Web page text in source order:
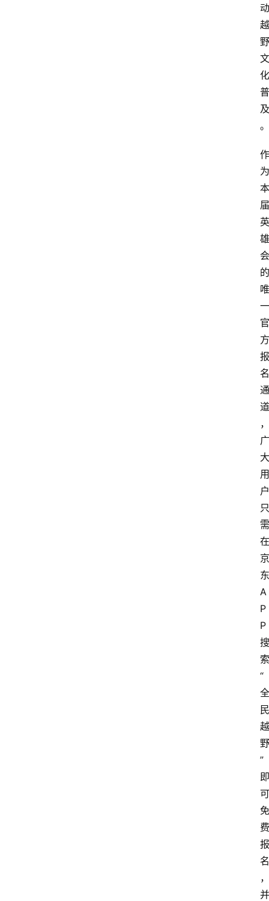
动
越
野
文
化
普
及
。
作
为
本
届
英
雄
会
的
唯
一
官
方
报
名
通
道
，
广
大
用
户
只
需
在
京
东
A
P
P
搜
索
“
全
民
越
野
”
即
可
免
费
报
名
，
并